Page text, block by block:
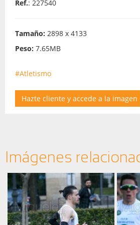
Ref.: 227540
Tamaño: 2898 x 4133
Peso: 7.65MB
#Atletismo
Hazte cliente y accede a la imagen
Imágenes